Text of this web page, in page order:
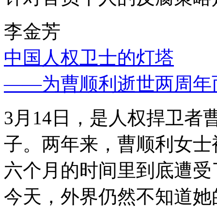
李金芳
中国人权卫士的灯塔
——为曹顺利逝世两周年
3月14日，是人权捍卫者
子。两年来，曹顺利女
六个月的时间里到底遭
今天，外界仍然不知道